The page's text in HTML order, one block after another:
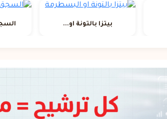
بيتزا بالتونة او...